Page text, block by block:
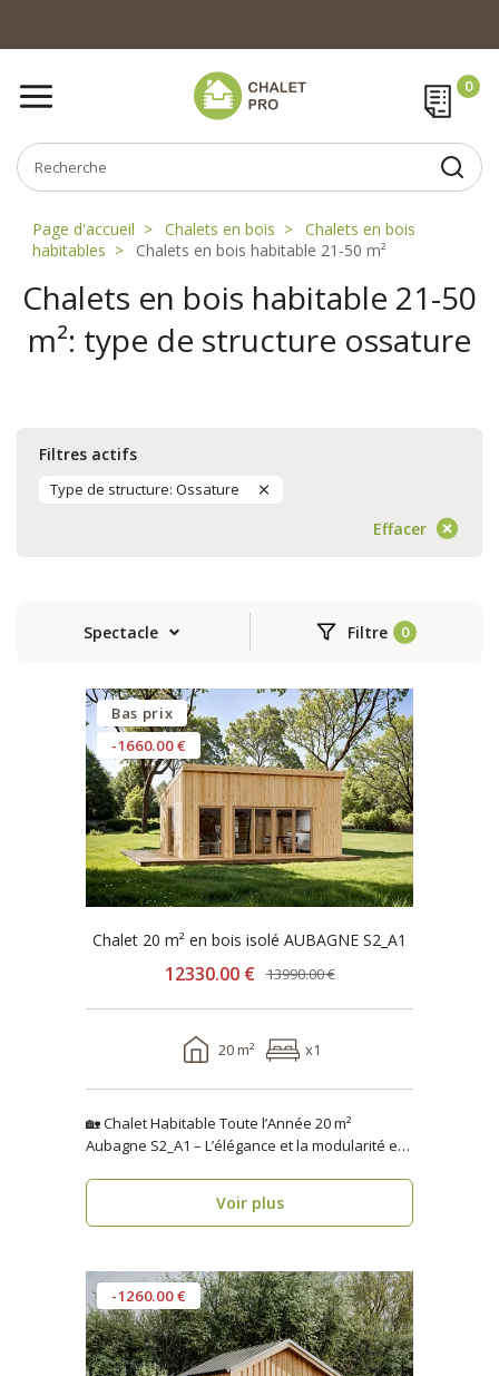
Page d'accueil Chalets en bois
Chalets en bois
habitables
Chalets en bois habitable 21-50 m²
Chalets en bois habitable 21-50
m²: type de structure ossature
Filtres actifs
Type de structure: Ossature
Effacer
Spectacle Filtre
Bas prix
-1660.00 €
Chalet 20 m² en bois isolé AUBAGNE S2_A1
12330.00 € 13990.00 €
20 m² x1
🏡 Chalet Habitable Toute l’Année 20 m²
Aubagne S2_A1 – L’élégance et la modularité en
Voir plus
-1260.00 €